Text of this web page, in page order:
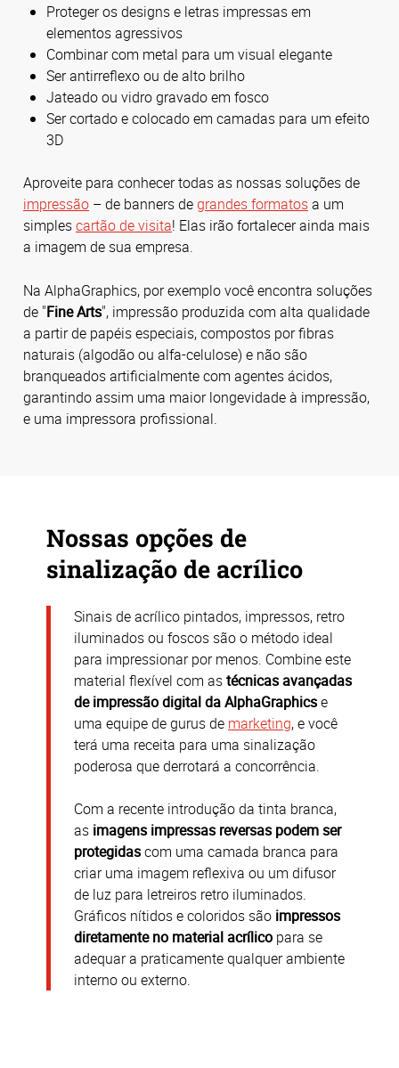
Proteger os designs e letras impressas em
elementos agressivos
Combinar com metal para um visual elegante
Ser antirreflexo ou de alto brilho
Jateado ou vidro gravado em fosco
Ser cortado e colocado em camadas para um efeito
3D
Aproveite para conhecer todas as nossas soluções de
impressão – de banners degrandes formatosa um
simplescartão de visita! Elas irão fortalecer ainda mais
a imagem de sua empresa.
Na AlphaGraphics, por exemplo você encontra soluções
de "Fine Arts", impressão produzida com alta qualidade
a partir de papéis especiais, compostos por fibras
naturais (algodão ou alfa-celulose) e não são
branqueados artificialmente com agentes ácidos,
garantindo assim uma maior longevidade à impressão,
e uma impressora profissional.
Nossas opções de
sinalização de acrílico
Sinais de acrílico pintados, impressos, retro
iluminadosou foscos são o método ideal
para impressionar por menos. Combine este
material flexível com astécnicas avançadas
de impressão digital daAlphaGraphicse
uma equipe de gurus de marketing, e você
terá uma receita para uma sinalização
poderosa que derrotará a concorrência.
Com a recente introdução da tinta branca,
as imagens impressas reversas podem ser
protegidascom uma camada branca para
criar uma imagem reflexiva ou um difusor
de luz para letreiros retro iluminados.
Gráficos nítidos e coloridos são impressos
diretamente no material acrílico para se
adequar a praticamente qualquer ambiente
interno ou externo.